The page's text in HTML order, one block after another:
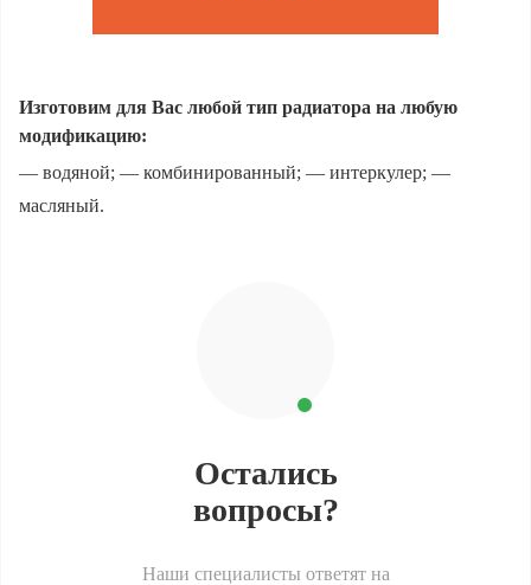
Изготовим для Вас любой тип радиатора на любую
модификацию:
— водяной; — комбинированный; — интеркулер; —
масляный.
Остались
вопросы?
Наши специалисты ответят на